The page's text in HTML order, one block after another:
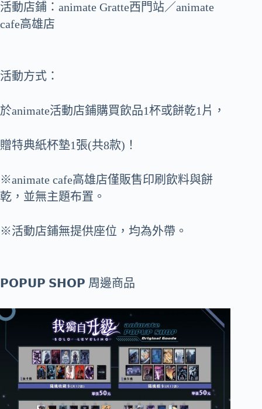
活動店鋪：animate Gratte西門站／animate
cafe高雄店
活動方式：
於animate活動店鋪購買飲品1杯或餅乾1片，
贈特典紙杯墊1張(共8款)！
※animate cafe高雄店僅販售印刷飲料與餅
乾，並無主題布置。
※活動店鋪無提供座位，均為外帶。
𝗣𝗢𝗣𝗨𝗣 𝗦𝗛𝗢𝗣 周邊商品